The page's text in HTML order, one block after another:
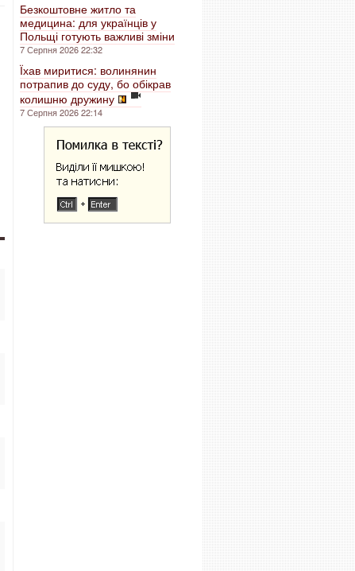
Безкоштовне житло та
медицина: для українців у
Польщі готують важливі зміни
7 Серпня 2026 22:32
Їхав миритися: волинянин
потрапив до суду, бо обікрав
колишню дружину
7 Серпня 2026 22:14